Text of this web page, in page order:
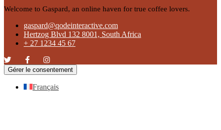
Welcome to Gaspard, an online haven for true coffee lovers.
gaspard@qodeinteractive.com
Hertzog Blvd 132 8001, South Africa
+ 27 1234 45 67
Gérer le consentement
Français